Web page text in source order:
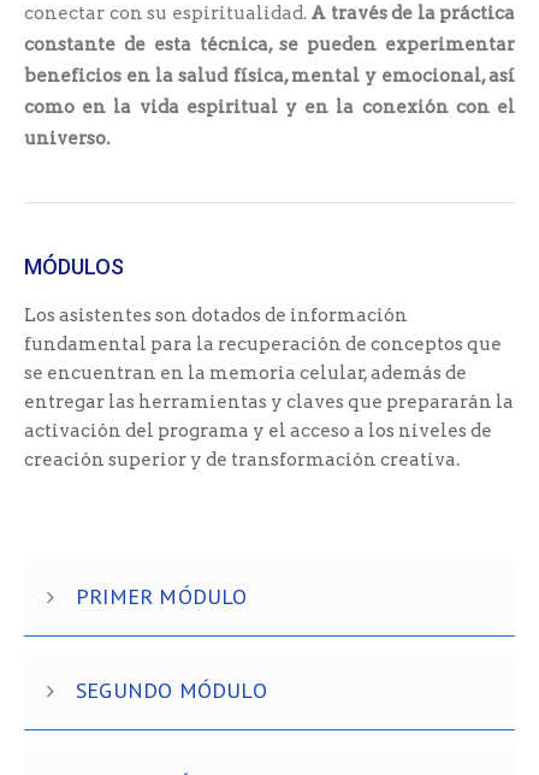
conectar con su espiritualidad. A través de la práctica
constante de esta técnica, se pueden experimentar
beneficios en la salud física, mental y emocional, así
como en la vida espiritual y en la conexión con el
universo.
MÓDULOS
Los asistentes son dotados de información
fundamental para la recuperación de conceptos que
se encuentran en la memoria celular, además de
entregar las herramientas y claves que prepararán la
activación del programa y el acceso a los niveles de
creación superior y de transformación creativa.
PRIMER MÓDULO
SEGUNDO MÓDULO